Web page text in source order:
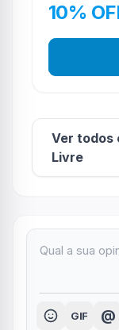
10%
Ver todos
Livre
GIF @